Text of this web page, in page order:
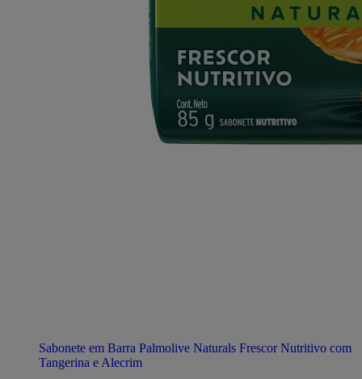
Sabonete em Barra Palmolive Naturals Frescor Nutritivo com
Tangerina e Alecrim